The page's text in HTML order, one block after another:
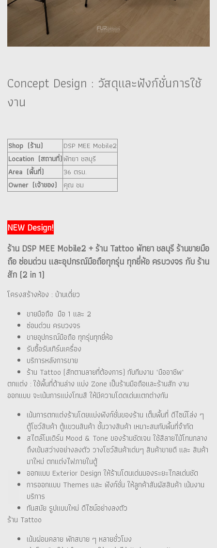
Concept Design : วัสดุและฟังก์ชั่นการใช้
งาน
Shop (ร้าน)
DSP MEE Mobile2
Location (สถานที่)พัทยา ชลบุรี
Area (พื้นที่)
36 ตรม.
Owner (เจ้าของ)
คุณ ชม
NEW Design!
ร้าน DSP MEE Mobile2 + ร้าน Tattoo พัทยา ชลบุรี ร้านขายมือ
ถือ ซ่อมด่วน และอุปกรณ์มือถือทุกรุ่น ทุกยี่ห้อ ครบวงจร กับ ร้าน
สัก (2 in 1)
โครงสร้างห้อง : บ้านเดี่ยว
ขายมือถือ มือ 1 และ 2
ซ่อมด่วน ครบวงจร
ขายอุปกรณ์มือถือ ทุกรุ่นทุกยี่ห้อ
รับซื้อรับเทิร์นเครื่อง
บริการหลังการขาย
ร้าน Tattoo (สักตามลายที่ต้องการ) กับทีมงาน "มืออาชีพ"
ตกแต่ง : ใช้พื้นที่ด้านล่าง แบ่ง Zone เป็นร้านมือถือและร้านสัก งาน
ออกแบบ จะเน้นการแบ่งโทนสี ให้มีความโดดเด่นแตกต่างกัน
เน้นการตกแต่งร้านโดยแบ่งฟังก์ชั่นของร้าน เต็มพื้นที่ ดีไซน์โล่ง ๆ
ตู้โชว์สินค้า ตู้แขวนสินค้า ชั้นวางสินค้า เหมาะสมกับพื้นที่จำกัด
สไตล์โมเดิร์น Mood & Tone ของร้านชัดเจน ใช้สีลายไม้โทนกลาง
ถึงเข้มสว่างอย่างลงตัว วางโชว์สินค้าเด่นๆ สินค้าขายดี และ สินค้า
มาใหม่ ตกแต่งไฟภายในตู้
ออกแบบ Exterior Design ให้ร้านโดนเด่นมองระยะไกลเด่นชัด
การออกแบบ Themes และ ฟังก์ชั่น ให้ลูกค้าสัมผัสสินค้า เน้นงาน
บริการ
ทันสมัย รูปแบบใหม่ ดีไซน์อย่างลงตัว
ร้าน Tattoo
เน้นผ่อนคลาย พักสบาย ๆ หลายชั่วโมง